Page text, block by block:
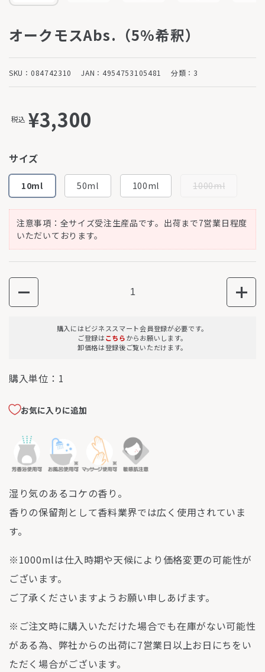
オークモスAbs.（5%希釈）
SKU：084742310 JAN：4954753105481 分類：3
税込 ¥3,300
サイズ
10ml 50ml 100ml 1000ml
注意事項：全サイズ受注生産品です。出荷まで7営業日程度
いただいております。
数量
購入にはビジネススマート会員登録が必要です。
ご登録はこちらからお願いします。
卸価格は登録後ご覧いただけます。
購入単位： 1
お気に入りに追加
湿り気のあるコケの香り。
香りの保留剤として香料業界では広く使用されていま
す。
※1000mlは仕入時期や天候により価格変更の可能性が
ございます。
ご了承くださいますようお願い申しあげます。
※ご注文時に購入いただけた場合でも在庫がない可能性
がある為、弊社からの出荷に7営業日以上お日にちをい
ただく場合がございます。